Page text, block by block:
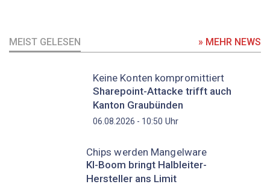
MEIST GELESEN » MEHR NEWS
Keine Konten kompromittiert
Sharepoint-Attacke trifft auch
Kanton Graubünden
06.08.2026 - 10:50 Uhr
Chips werden Mangelware
KI-Boom bringt Halbleiter-
Hersteller ans Limit